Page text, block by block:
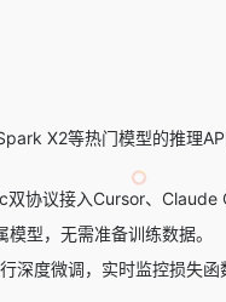
X2等热门模型的推理
双协议接入Cursor、 Claude
型，无需准备训练数据。
度微调，实时监控损失函